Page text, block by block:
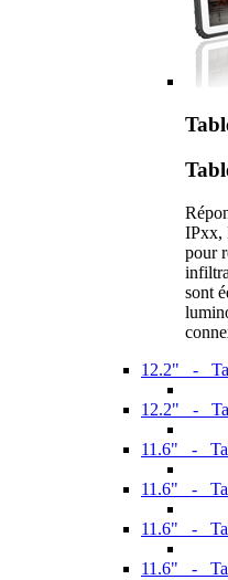
IPxx,
pour
sont
12.2" -
12.2" -
11.6" -
11.6" -
11.6" -
11.6" -